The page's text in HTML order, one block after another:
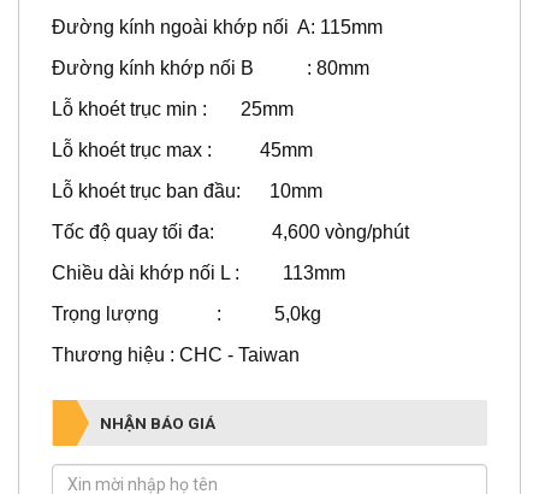
Đường kính khớp nối B : 80mm
Lỗ khoét trục min : 25mm
Lỗ khoét trục max : 45mm
Lỗ khoét trục ban đầu: 10mm
Tốc độ quay tối đa: 4,600 vòng/phút
Chiều dài khớp nối L : 113mm
Trọng lượng : 5,0kg
Thương hiệu : CHC - Taiwan